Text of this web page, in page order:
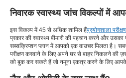
निवारक स्वास्थ्य जांच विकल्पों में
इस विकल्प में 45 से अधिक शामिल हैंप्रयोगशाला परीक्षण
प्रकार की स्वास्थ्य बीमारी की पहचान करने और
सब्सक्रिप्शन प्लान में आपको एक वाउचर मिलता है।
परीक्षण करवाने के लिए अपने घर से बाहर निकलने
को बुक कर सकते हैं जो नमूना एकत्र करने के लिए